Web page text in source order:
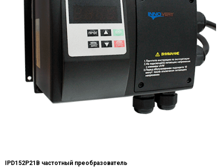
IPD152P21B частотный преобразователь